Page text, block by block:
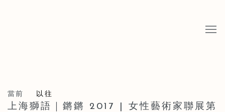
當前 以往
上海獅語｜鏘鏘 2017 | 女性藝術家聯展第